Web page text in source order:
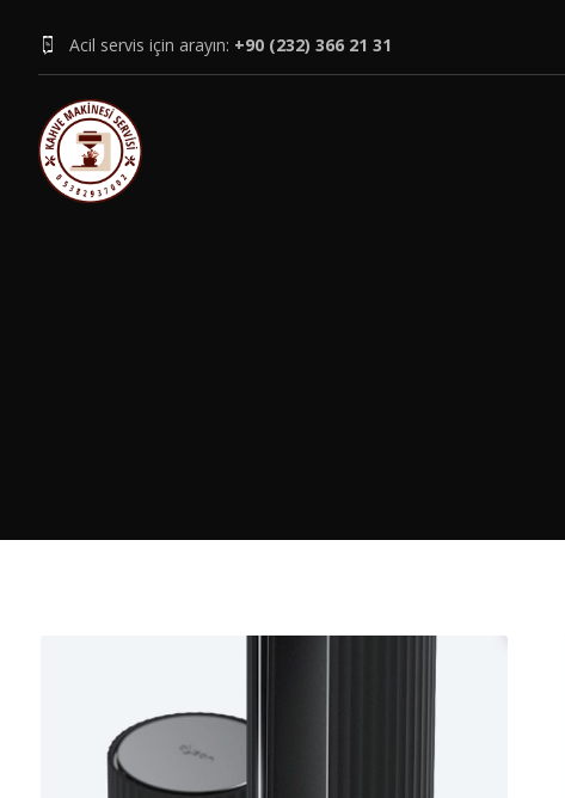
Acil servis için arayın: +90 (232) 366 21 31